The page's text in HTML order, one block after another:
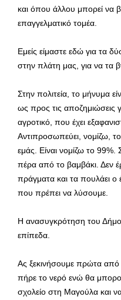
και όπου άλλου μπορεί να
επαγγελματικό τομέα.
Εμείς είμαστε εδώ για τα
στην πλάτη μας, για να τα
Στην πολιτεία, το μήνυμα
ως προς τις αποζημιώσεις
αγροτικό, που έχει
Αντιπροσωπεύει, νομίζω,
εμάς. Είναι νομίζω το
πέρα από το βαμβάκι. Δεν
πράγματα και τα πουλάει ο
που πρέπει να λύσουμε.
Η ανασυγκρότηση του
επίπεδα.
Ας ξεκινήσουμε πρώτα από
πήρε το νερό ενώ θα
σχολείο στη Μαγούλα και